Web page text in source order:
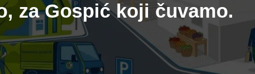
, za Gospić koji